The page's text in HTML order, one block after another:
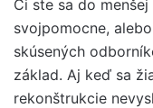
Či ste sa do
svojpomocne,
skúsených
základ. Aj keď sa
rekonštrukcie